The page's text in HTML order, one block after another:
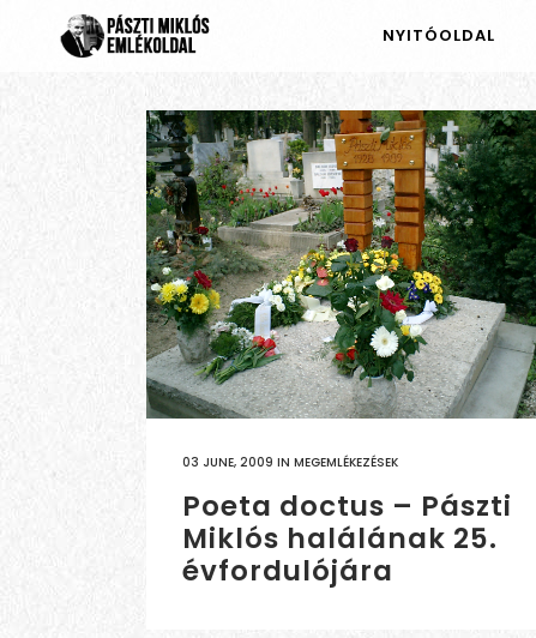
NYITÓOLDAL
03 JUNE, 2009 IN MEGEMLÉKEZÉSEK
Poeta doctus – Pászti
Miklós halálának 25.
évfordulójára